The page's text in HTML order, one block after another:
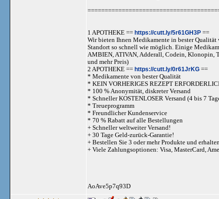
1 APOTHEKE == https://cutt.ly/5r61GH3P ==
Wir bieten Ihnen Medikamente in bester
Standort so schnell wie möglich. Einige
AMBIEN, ATIVAN, Adderall, Codein, Klonopin,
und mehr Preis)
2 APOTHEKE == https://cutt.ly/0r61JrKG ==
* Medikamente von bester Qualität
* KEIN VORHERIGES REZEPT
* 100 % Anonymität, diskreter Versand
* Schneller KOSTENLOSER Versand (4 bis 7
* Treueprogramm
* Freundlicher Kundenservice
* 70 % Rabatt auf alle Bestellungen
+ Schneller weltweiter Versand!
+ 30 Tage Geld-zurück-Garantie!
+ Bestellen Sie 3 oder mehr Produkte und
+ Viele Zahlungsoptionen: Visa, MasterCard,
AoAve5p7q93D